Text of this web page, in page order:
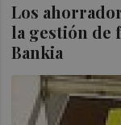
Los
la gestión de
Bankia